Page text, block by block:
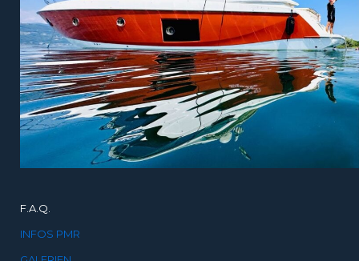
F.A.Q.
INFOS PMR